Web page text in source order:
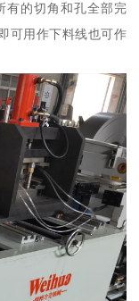
有的切角和孔全部完
可用作下料线也可作